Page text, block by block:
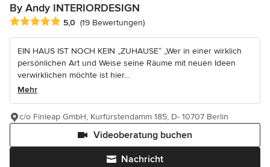
By Andy INTERIORDESIGN
Durchschnittliche Bewertung: 5 von 5 Sternen
5,0 (19 Bewertungen)
EIN HAUS IST NOCH KEIN „ZUHAUSE“ „Wer in einer wirklich
persönlichen Art und Weise seine Räume mit neuen Ideen
verwirklichen möchte ist hier...
Mehr
Nachricht
Videoberatung buchen
c/o Finleap GmbH, Kurfürstendamm 185, D- 10707 Berlin